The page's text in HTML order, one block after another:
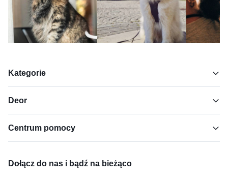
Kategorie
Deor
Centrum pomocy
Dołącz do nas i bądź na bieżąco